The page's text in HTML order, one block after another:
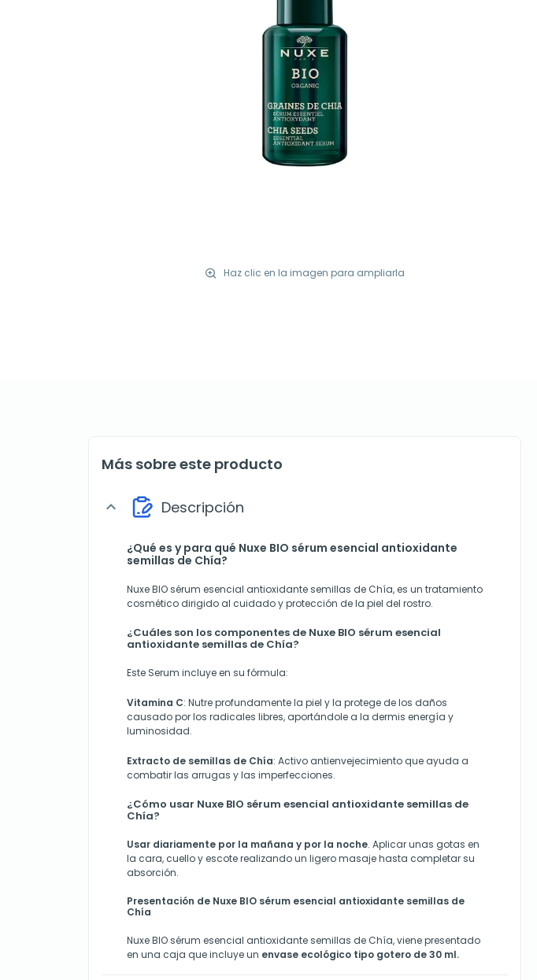
Haz clic en la imagen para ampliarla
Más sobre este producto
expand_more Descripción
¿Qué es y para qué Nuxe BIO sérum esencial antioxidante
semillas de Chía?
Nuxe BIO sérum esencial antioxidante semillas de Chía, es un tratamiento
cosmético dirigido al cuidado y protección de la piel del rostro.
¿Cuáles son los componentes de Nuxe BIO sérum esencial
antioxidante semillas de Chía?
Este Serum incluye en su fórmula:
Vitamina C: Nutre profundamente la piel y la protege de los daños
causado por los radicales libres, aportándole a la dermis energía y
luminosidad.
Extracto de semillas de Chía: Activo antienvejecimiento que ayuda a
combatir las arrugas y las imperfecciones.
¿Cómo usar Nuxe BIO sérum esencial antioxidante semillas de
Chía?
Usar diariamente por la mañana y por la noche. Aplicar unas gotas en
la cara, cuello y escote realizando un ligero masaje hasta completar su
absorción.
Presentación de Nuxe BIO sérum esencial antioxidante semillas de
Chía
Nuxe BIO sérum esencial antioxidante semillas de Chía, viene presentado
en una caja que incluye un envase ecológico tipo gotero de 30 ml.